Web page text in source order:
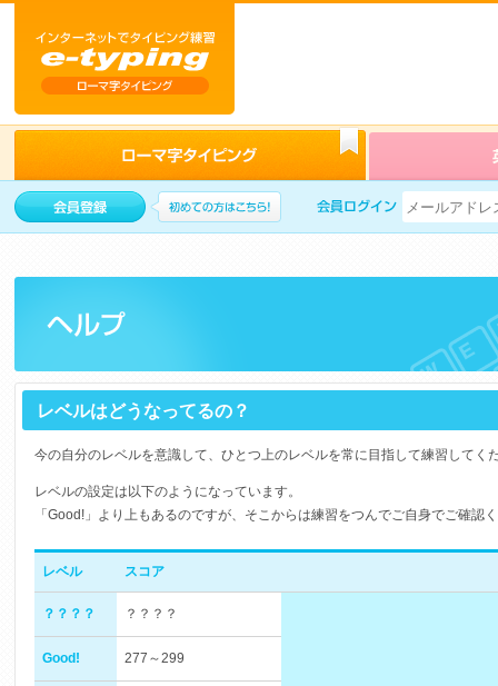
レベルはどうなってるの？
今の自分のレベルを意識して、ひとつ上のレベルを常に目指して練習してく
レベルの設定は以下のようになっています。
「Good!」より上もあるのですが、そこからは練習をつんでご自身でご確認
レベル スコア
？？？？ ？？？？
Good! 277～299